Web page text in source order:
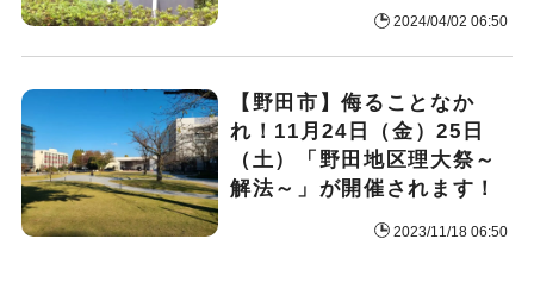
2024/04/02 06:50
【野田市】侮ることなか
れ！11月24日（金）25日
（土）「野田地区理大祭～
解法～」が開催されます！
2023/11/18 06:50